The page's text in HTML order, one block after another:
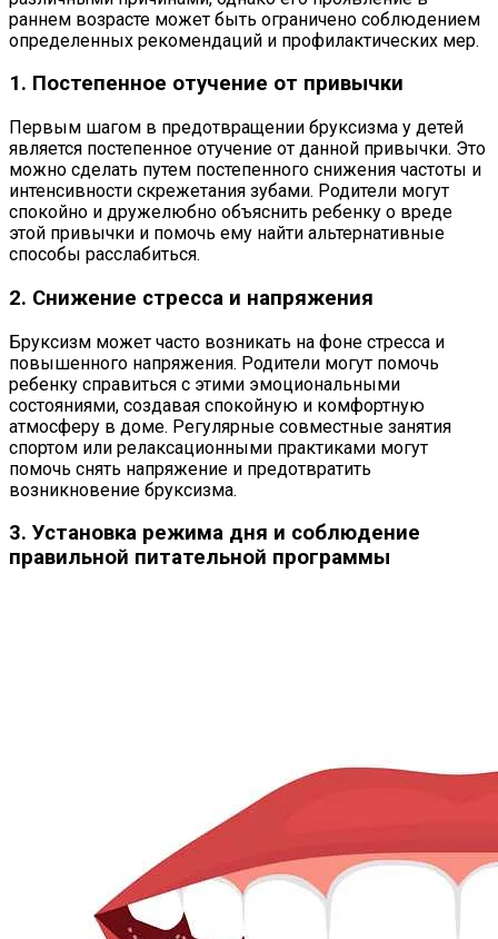
раннем возрасте может быть ограничено соблюдением
определенных рекомендаций и профилактических мер.
1. Постепенное отучение от привычки
Первым шагом в предотвращении бруксизма у детей
является постепенное отучение от данной привычки. Это
можно сделать путем постепенного снижения частоты и
интенсивности скрежетания зубами. Родители могут
спокойно и дружелюбно объяснить ребенку о вреде
этой привычки и помочь ему найти альтернативные
способы расслабиться.
2. Снижение стресса и напряжения
Бруксизм может часто возникать на фоне стресса и
повышенного напряжения. Родители могут помочь
ребенку справиться с этими эмоциональными
состояниями, создавая спокойную и комфортную
атмосферу в доме. Регулярные совместные занятия
спортом или релаксационными практиками могут
помочь снять напряжение и предотвратить
возникновение бруксизма.
3. Установка режима дня и соблюдение
правильной питательной программы